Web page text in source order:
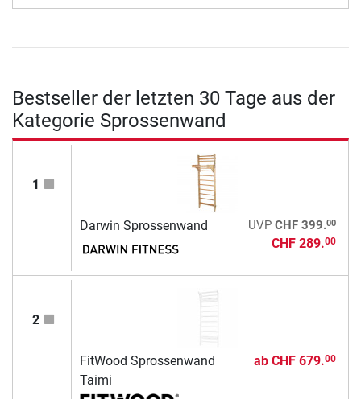
Bestseller der letzten 30 Tage aus der
Kategorie Sprossenwand
1
Darwin Sprossenwand UVP CHF 399.00
CHF 289.00
2
FitWood Sprossenwand
Taimi
ab CHF 679.00